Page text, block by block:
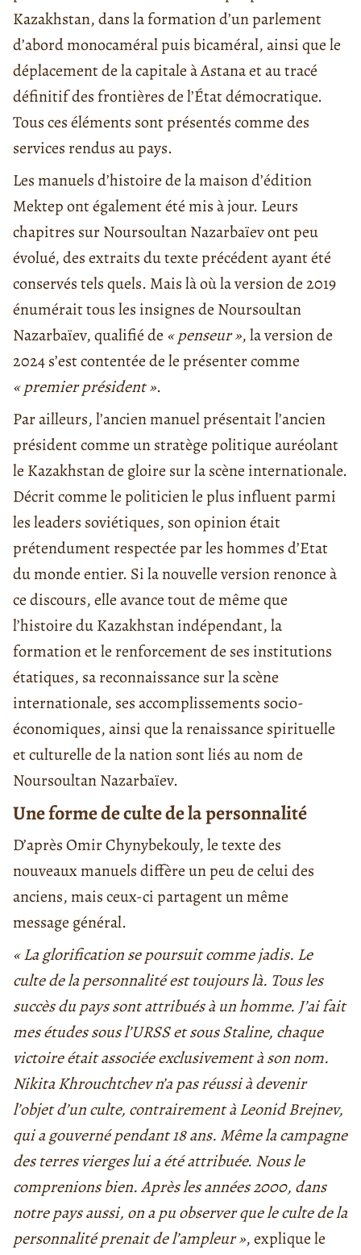
Kazakhstan, dans la formation d’un parlement
d’abord monocaméral puis bicaméral, ainsi que le
déplacement de la capitale à Astana et au tracé
définitif des frontières de l’État démocratique.
Tous ces éléments sont présentés comme des
services rendus au pays.
Les manuels d’histoire de la maison d’édition
Mektep ont également été mis à jour. Leurs
chapitres sur Noursoultan Nazarbaïev ont peu
évolué, des extraits du texte précédent ayant été
conservés tels quels. Mais là où la version de 2019
énumérait tous les insignes de Noursoultan
Nazarbaïev, qualifié de « penseur », la version de
2024 s’est contentée de le présenter comme
« premier président ».
Par ailleurs, l’ancien manuel présentait l’ancien
président comme un stratège politique auréolant
le Kazakhstan de gloire sur la scène internationale.
Décrit comme le politicien le plus influent parmi
les leaders soviétiques, son opinion était
prétendument respectée par les hommes d’Etat
du monde entier. Si la nouvelle version renonce à
ce discours, elle avance tout de même que
l’histoire du Kazakhstan indépendant, la
formation et le renforcement de ses institutions
étatiques, sa reconnaissance sur la scène
internationale, ses accomplissements socio-
économiques, ainsi que la renaissance spirituelle
et culturelle de la nation sont liés au nom de
Noursoultan Nazarbaïev.
Une forme de culte de la personnalité
D’après Omir Chynybekouly, le texte des
nouveaux manuels diffère un peu de celui des
anciens, mais ceux-ci partagent un même
message général.
« La glorification se poursuit comme jadis. Le
culte de la personnalité est toujours là. Tous les
succès du pays sont attribués à un homme. J’ai fait
mes études sous l’URSS et sous Staline, chaque
victoire était associée exclusivement à son nom.
Nikita Khrouchtchev n’a pas réussi à devenir
l’objet d’un culte, contrairement à Leonid Brejnev,
qui a gouverné pendant 18 ans. Même la campagne
des terres vierges lui a été attribuée. Nous le
comprenions bien. Après les années 2000, dans
notre pays aussi, on a pu observer que le culte de la
personnalité prenait de l’ampleur », explique le